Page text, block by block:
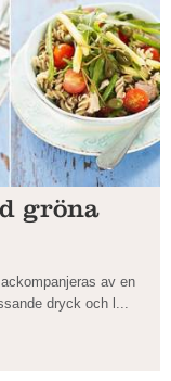
gröna
av en
dryck och l...